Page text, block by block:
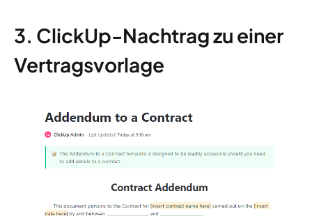
3. ClickUp-Nachtrag zu einer
Vertragsvorlage